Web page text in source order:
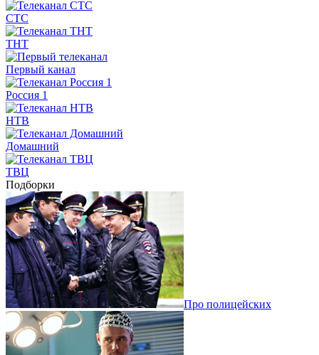
СТС
ТНТ
Первый канал
Россия 1
НТВ
Домашний
ТВЦ
Подборки
Про полицейских